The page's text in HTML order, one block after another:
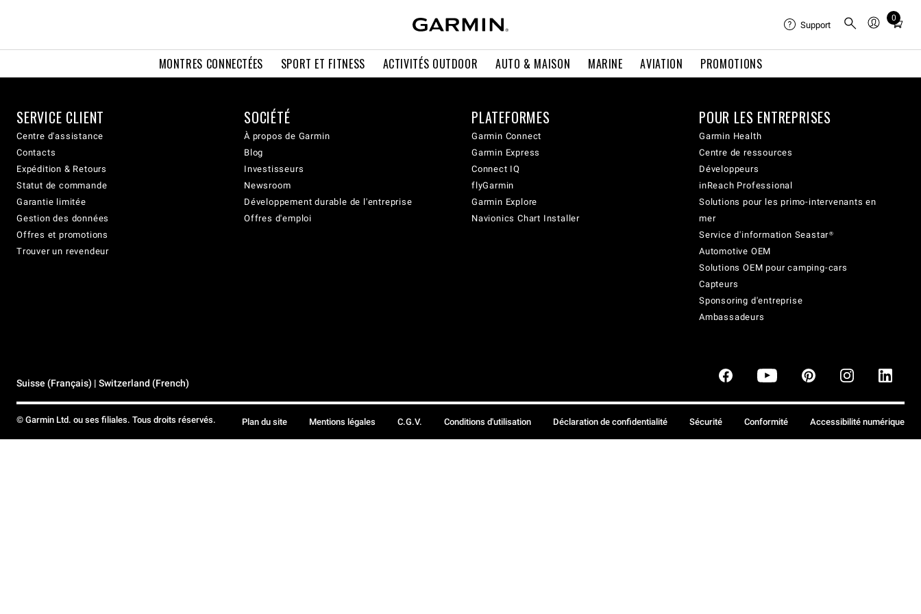
MONTRES CONNECTÉES SPORT ET FITNESS ACTIVITÉS OUTDOOR AUTO & MAISON MARINE AVIATION PROMOTIONS
Support
0
Total
cart:
SERVICE CLIENT
Centre d'assistance
Contacts
Expédition & Retours
Statut de commande
Garantie limitée
Gestion des données
Offres et promotions
Trouver un revendeur
SOCIÉTÉ
À propos de Garmin
Blog
Investisseurs
Newsroom
Développement durable de l'entreprise
Offres d'emploi
PLATEFORMES
Garmin Connect
Garmin Express
Connect IQ
flyGarmin
Garmin Explore
Navionics Chart Installer
POUR LES ENTREPRISES
Garmin Health
Centre de ressources
Développeurs
inReach Professional
Solutions pour les primo-intervenants en
mer
Service d'information Seastar®
Automotive OEM
Solutions OEM pour camping-cars
Capteurs
Sponsoring d'entreprise
Ambassadeurs
Suisse (Français) | Switzerland (French)
© Garmin Ltd. ou ses filiales. Tous droits réservés. Plan du site Mentions légales C.G.V. Conditions d'utilisation Déclaration de confidentialité Sécurité Conformité Accessibilité numérique